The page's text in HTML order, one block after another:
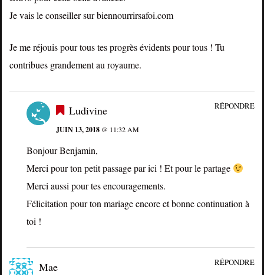
Je vais le conseiller sur biennourrirsafoi.com
Je me réjouis pour tous tes progrès évidents pour tous ! Tu
contribues grandement au royaume.
Ludivine
JUIN 13, 2018 @ 11:32 AM
Bonjour Benjamin,
Merci pour ton petit passage par ici ! Et pour le partage
Merci aussi pour tes encouragements.
Félicitation pour ton mariage encore et bonne continuation à
toi !
RÉPONDRE
Mae RÉPONDRE